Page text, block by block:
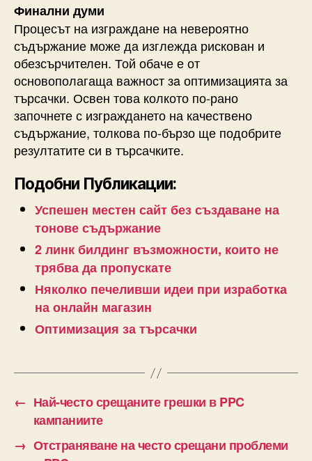
Финални думи
Процесът на изграждане на невероятно
съдържание може да изглежда рискован и
обезсърчителен. Той обаче е от
основополагаща важност зa оптимизацията за
търсачки. Освен това колкото по-рано
започнете с изграждането на качествено
съдържание, толкова по-бързо ще подобрите
резултатите си в търсачките.
Подобни Публикации:
Успешен местен сайт без създаване на
тонове съдържание
2 линк билдинг възможности, които не
трябва да пропускате
Няколко печеливши идеи при изработка
на онлайн магазин
Оптимизация за търсачки
← Най-често срещаните грешки в PPC
кампаниите
→ Отстраняване на често срещани проблеми